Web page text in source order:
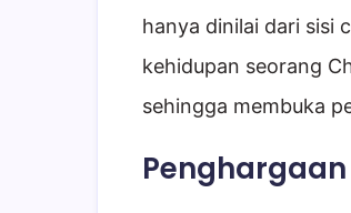
hanya dinilai dari sisi
kehidupan seorang
sehingga membuka